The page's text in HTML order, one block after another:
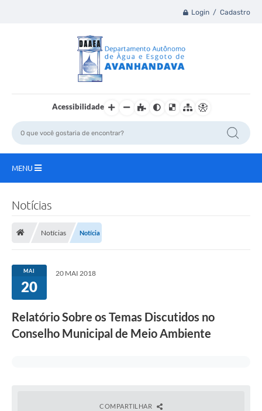
Login / Cadastro
Acessibilidade
MENU
A Nossa Cidade
Interesse Público
Utilidade Pública
Notícias
Notícias Notícia
MAI
20
20 MAI 2018
Relatório Sobre os Temas Discutidos no
Conselho Municipal de Meio Ambiente
COMPARTILHAR